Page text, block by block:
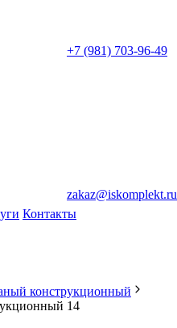
+7 (981) 703-96-49
zakaz@iskomplekt.ru
Контакты
конструкционный
14